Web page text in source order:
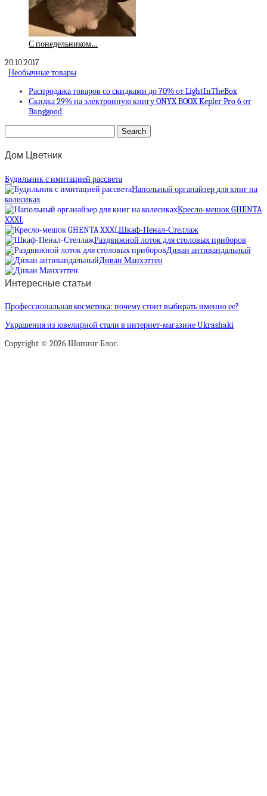
С понедельником…
20.10.2017
Необычные товары
Распродажа товаров со скидками до 70% от LightInTheBox
Скидка 29% на электронную книгу ONYX BOOX Kepler Pro 6 от
Banggood
Дом Цветник
Будильник с имитацией рассвета
Напольный органайзер для книг на
колесиках
Кресло-мешок GHENTA
XXXL
Шкаф-Пенал-Стеллаж
Раздвижной лоток для столовых приборов
Диван антивандальный
Диван Манхэттен
Интересные статьи
Профессиональная косметика: почему стоит выбирать именно ее?
Украшения из ювелирной стали в интернет-магазине Ukrashaki
Copyright © 2026 Шопинг Блог.